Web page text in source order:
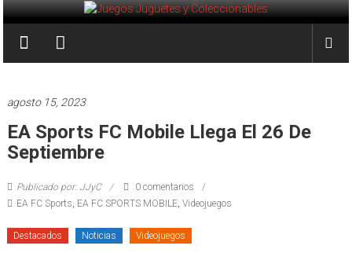
Saltar
al
contenido
Juegos
Juguetes
y
Coleccionables
Noticias
entretenimiento
para
coleccionistas.
agosto 15, 2023
EA Sports FC Mobile Llega El 26 De
Septiembre
Publicado por: JJyC
0 comentarios
EA FC Sports EA FC SPORTS MOBILE, Videojuegos
Destacados Noticias Videojuegos